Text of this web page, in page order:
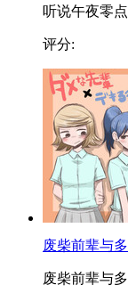
听说午夜零
评分:
废柴前辈与
废柴前辈与